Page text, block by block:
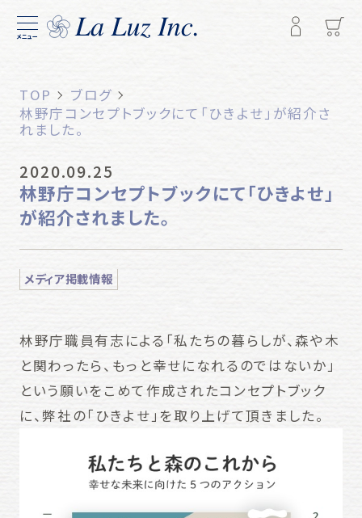
メニュー
TOP
ブログ
林野庁コンセプトブックにて「ひきよせ」が紹介さ
れました。
2020.09.25
林野庁コンセプトブックにて「ひきよせ」
が紹介されました。
メディア掲載情報
林野庁職員有志による「私たちの暮らしが、森や木
と関わったら、もっと幸せになれるのではないか」
という願いをこめて作成されたコンセプトブック
に、弊社の「ひきよせ」を取り上げて頂きました。